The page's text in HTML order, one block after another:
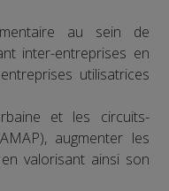
au sein de
inter-entreprises en
utilisatrices
et les circuits-
augmenter les
valorisant ainsi son